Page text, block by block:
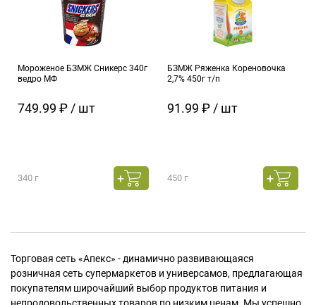
Мороженое БЗМЖ Сникерс 340г
ведро МФ
749.99 ₽ / шт
340 г
БЗМЖ Ряженка Кореновочка
2,7% 450г т/п
91.99 ₽ / шт
450 г
Торговая сеть «Апекс» - динамично развивающаяся
розничная сеть супермаркетов и универсамов, предлагающая
покупателям широчайший выбор продуктов питания и